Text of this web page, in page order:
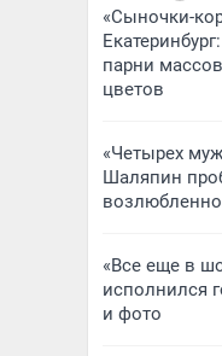
«Сыночки-
парни
цветов
«Четырех
Шаляпин
«Все еще в
исполнился
и фото